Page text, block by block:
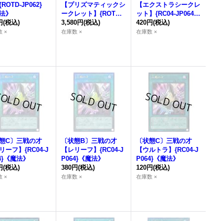
JP062}
》
(税込)
×
【プリズマティックシ
ークレット】{ROTD-J
P062}《魔法》
3,580円(税込)
在庫数 ×
【エクストラシークレ
ット】{RC04-JP064}
《魔法》
420円(税込)
在庫数 ×
C〕 三戦の才
ーフ】{RC04-J
《魔法》
(税込)
×
〔状態B〕 三戦の才
【レリーフ】{RC04-J
P064}《魔法》
380円(税込)
在庫数 ×
〔状態C〕 三戦の才
【ウルトラ】{RC04-J
P064}《魔法》
120円(税込)
在庫数 ×